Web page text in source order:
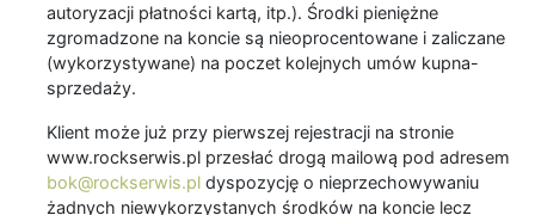
autoryzacji płatności kartą, itp.). Środki pieniężne
zgromadzone na koncie są nieoprocentowane i zaliczane
(wykorzystywane) na poczet kolejnych umów kupna-
sprzedaży.
Klient może już przy pierwszej rejestracji na stronie
www.rockserwis.pl przesłać drogą mailową pod adresem
bok@rockserwis.pl dyspozycję o nieprzechowywaniu
żadnych niewykorzystanych środków na koncie lecz